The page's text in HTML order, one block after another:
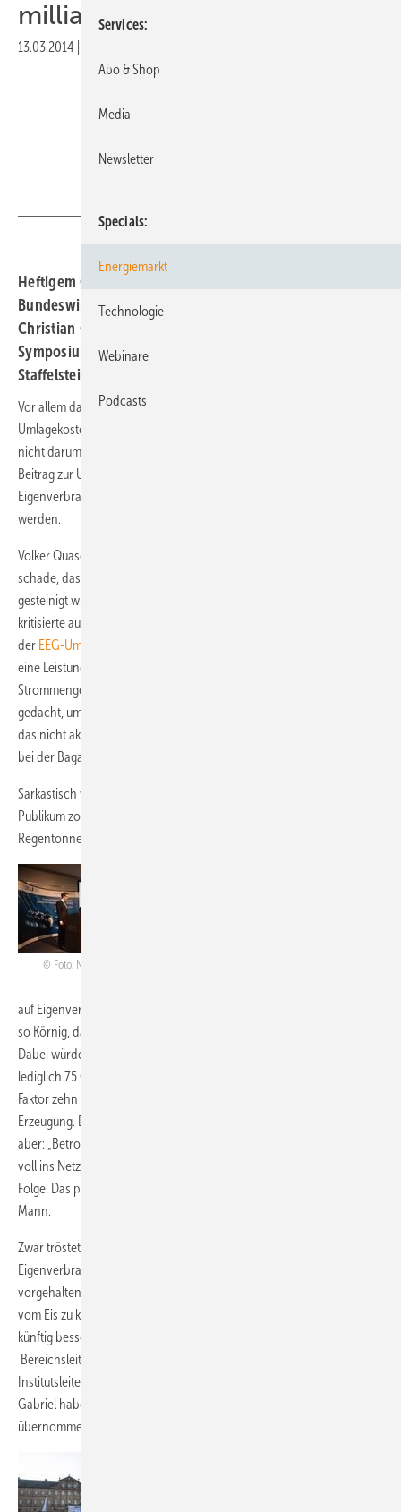
milliardenschwere Konzerne
13.03.2014
Heftigem Gegenwind sahen sich die beiden Vertreter des
Bundeswirtschaftsministeriums, Cornelia Viertl und
Christian Glenz, auf dem Eröffnungsforum des 29.
Symposiums Photovoltaische Solarenergie in Bad
Staffelstein ausgesetzt.
Vor allem das ThemaBeteiligung des Eigenverbrauchs
Umlagekosten, sorgte für heftige Diskussionen. Viertl erklärte: „Es geht
nicht darum, den Eigenverbrauch zu belasten. Es geht darum, einen
Beitrag zur Umlage zu leisten.“ Man wolle kein Abschneiden von
Eigenverbrauch erreichen, deswegen müsse ein Mittelweg gefunden
werden.
Volker Quaschning von der HTW Berlin räumte zwar ein, es sei
schade, dass immer die Überbringer schlechter Nachrichten
gesteinigt würden – statt der Verursacher. Aber wie viele andere
kritisierte auch er die geplante Beteiligung des Eigenverbrauchs an
der EEG-Umlage
eine Leistung von zehn Kilowatt beinhaltet, sondern auch eine
Strommenge von zehn Megawattstunden. Viertl erklärte, diese sei
gedacht, um PV und KWK vergleichbar zu machen. Quaschning wollte
das nicht akzeptieren: „Die PV sollte explizit ausgeklammert werden
bei der Bagatellgrenze von zehn Megawattstunden“, forderte er.
Sarkastisch wurde die Abgabe an sich bemängelt. Ein Gast aus dem
Publikum zog den Vergleich zu einer Abgabe auf Wasser aus seiner
Regentonne.
Foto: Nicole Weinhold
auf Eigenverbrauch.“ Sollte die Umlage auf Eigenverbrauch kommen,
so Körnig, dann würden viele Konzepte keinen Sinn mehr machen.
Dabei würde die Eigenverbrauchumlagebeteiligung im Jahr 2018
lediglich 75 Cent im Jahr an Haushaltsentlastungen bringen. Um den
Faktor zehn größer seien die Belastungen durch KWK und fossile
Erzeugung. Das Ergebnis einer Eigenverbrauchumlagebeteiligung sei
aber: „Betroffene werden gar nicht in Solar investieren oder wieder
voll ins Netz speisen. Das hat eine Belastung der EEG-Umlage zur
Folge. Das politische Argument verliert an Bedeutung“, so der BSW-
Mann.
Zwar tröstete Viertl abschließend mit den Worten, noch sei die
Eigenverbrauchsumlage ja nicht verabschiedet. Aber hinter
vorgehaltener Hand munkelt man in Berlin, die Kuh sei kaum noch
vom Eis zu kriegen. Ob der Draht zum Bundeswirtschaftsministerium
künftig besser wird? Hoffnungsvoll verkündete Bernd Porzelius,
Bereichsleiter Erneuerbare Energien und Stellvertretender
Institutsleiter des Veranstalters Otti, Bundeswirtschaftsminister Sigmar
Gabriel habe die Schirmherrschaft für die Veranstaltung
übernommen.
Services
Abo & Shop
Media
Newsletter
Specials
Energiemarkt
Technologie
Webinare
Podcasts